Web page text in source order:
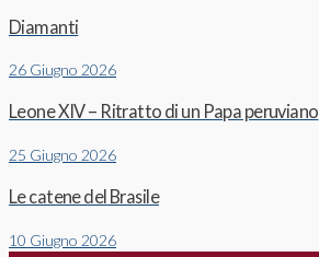
Diamanti
26 Giugno 2026
Leone XIV – Ritratto di un Papa peruviano
25 Giugno 2026
Le catene del Brasile
10 Giugno 2026